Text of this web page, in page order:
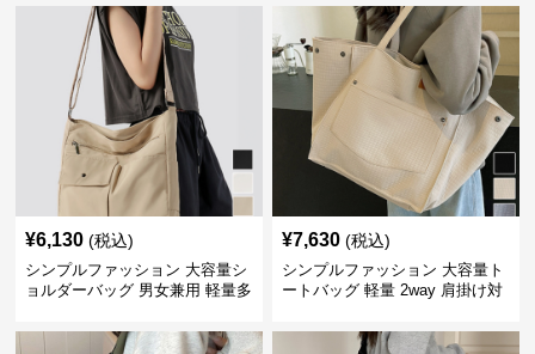
¥6,130 (税込)
シンプルファッション 大容量シ
ョルダーバッグ 男女兼用 軽量多
¥7,630 (税込)
シンプルファッション 大容量ト
ートバッグ 軽量 2way 肩掛け対